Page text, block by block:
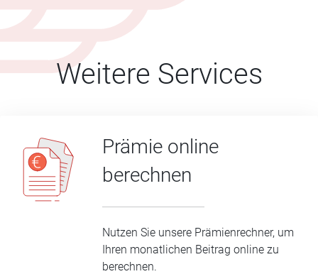
Weitere Services
Prämie online
berechnen
Nutzen Sie unsere Prämienrechner, um
Ihren monatlichen Beitrag online zu
berechnen.